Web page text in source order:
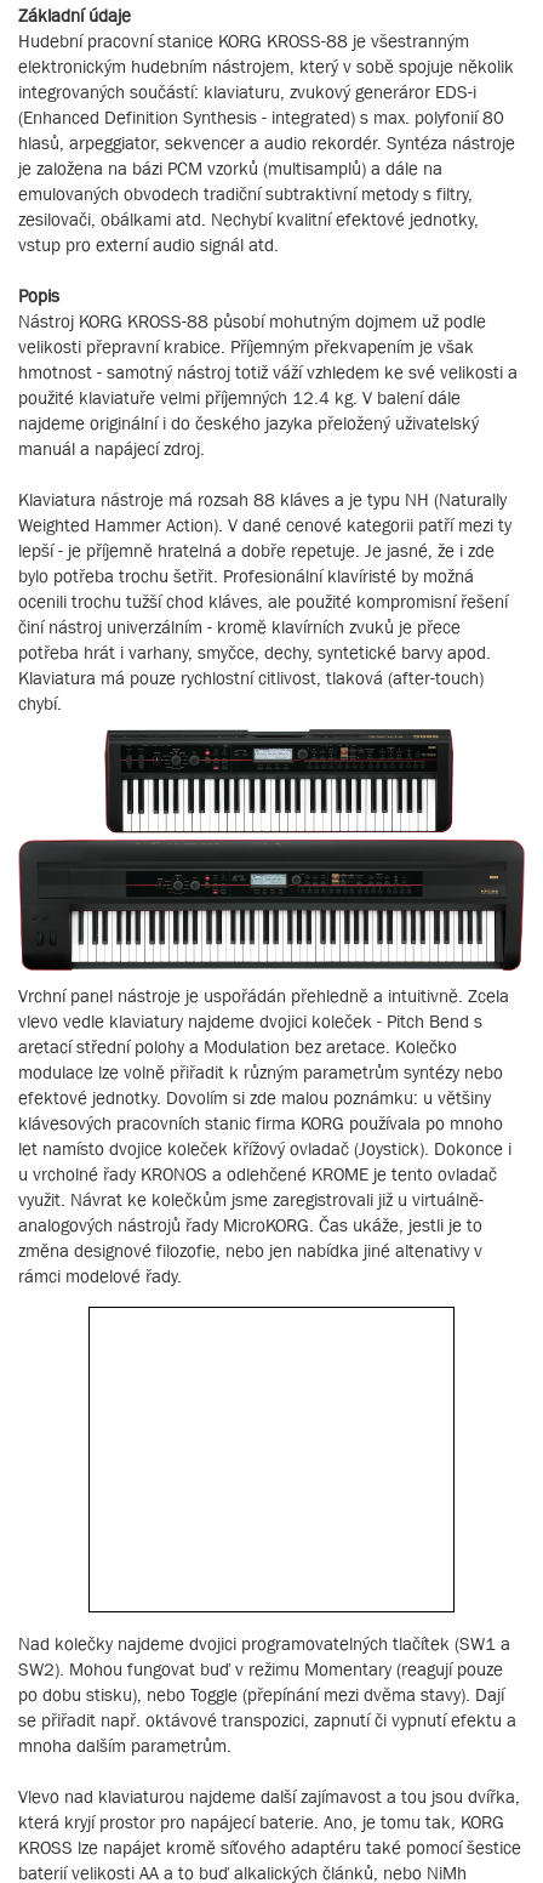
Základní údaje
Hudební pracovní stanice KORG KROSS-88 je všestranným
elektronickým hudebním nástrojem, který v sobě spojuje několik
integrovaných součástí: klaviaturu, zvukový generáror EDS-i
(Enhanced Definition Synthesis - integrated) s max. polyfonií 80
hlasů, arpeggiator, sekvencer a audio rekordér. Syntéza nástroje
je založena na bázi PCM vzorků (multisamplů) a dále na
emulovaných obvodech tradiční subtraktivní metody s filtry,
zesilovači, obálkami atd. Nechybí kvalitní efektové jednotky,
vstup pro externí audio signál atd.
Popis
Nástroj KORG KROSS-88 působí mohutným dojmem už podle
velikosti přepravní krabice. Příjemným překvapením je však
hmotnost - samotný nástroj totiž váží vzhledem ke své velikosti a
použité klaviatuře velmi příjemných 12.4 kg. V balení dále
najdeme originální i do českého jazyka přeložený uživatelský
manuál a napájecí zdroj.
Klaviatura nástroje má rozsah 88 kláves a je typu NH (Naturally
Weighted Hammer Action). V dané cenové kategorii patří mezi ty
lepší - je příjemně hratelná a dobře repetuje. Je jasné, že i zde
bylo potřeba trochu šetřit. Profesionální klavíristé by možná
ocenili trochu tužší chod kláves, ale použité kompromisní řešení
činí nástroj univerzálním - kromě klavírních zvuků je přece
potřeba hrát i varhany, smyčce, dechy, syntetické barvy apod.
Klaviatura má pouze rychlostní citlivost, tlaková (after-touch)
chybí.
Vrchní panel nástroje je uspořádán přehledně a intuitivně. Zcela
vlevo vedle klaviatury najdeme dvojici koleček - Pitch Bend s
aretací střední polohy a Modulation bez aretace. Kolečko
modulace lze volně přiřadit k různým parametrům syntézy nebo
efektové jednotky. Dovolím si zde malou poznámku: u většiny
klávesových pracovních stanic firma KORG používala po mnoho
let namísto dvojice koleček křížový ovladač (Joystick). Dokonce i
u vrcholné řady KRONOS a odlehčené KROME je tento ovladač
využit. Návrat ke kolečkům jsme zaregistrovali již u virtuálně-
analogových nástrojů řady MicroKORG. Čas ukáže, jestli je to
změna designové filozofie, nebo jen nabídka jiné altenativy v
rámci modelové řady.
Nad kolečky najdeme dvojici programovatelných tlačítek (SW1 a
SW2). Mohou fungovat buď v režimu Momentary (reagují pouze
po dobu stisku), nebo Toggle (přepínání mezi dvěma stavy). Dají
se přiřadit např. oktávové transpozici, zapnutí či vypnutí efektu a
mnoha dalším parametrům.
Vlevo nad klaviaturou najdeme další zajímavost a tou jsou dvířka,
která kryjí prostor pro napájecí baterie. Ano, je tomu tak, KORG
KROSS lze napájet kromě síťového adaptéru také pomocí šestice
baterií velikosti AA a to buď alkalických článků, nebo NiMh